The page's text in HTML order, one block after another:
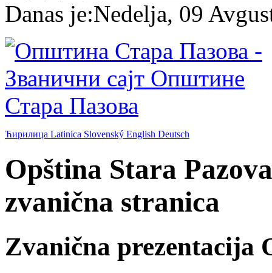
Danas je:Nedelja, 09
Ћирилица Latinica Slovenský English Deutsch
Opština Stara
zvanična stranica
Zvanična prezentacija